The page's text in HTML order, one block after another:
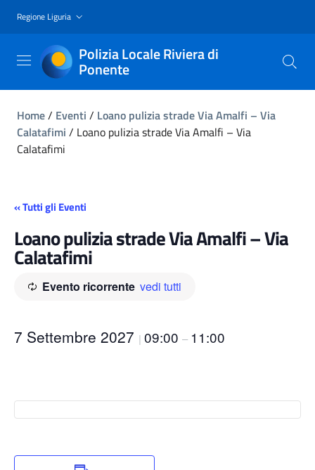
Regione Liguria
Polizia Locale Riviera di
Ponente
Home/ Eventi / Loano pulizia strade Via Amalfi – Via
Calatafimi / Loano pulizia strade Via Amalfi – Via
Calatafimi
« Tutti gli Eventi
Loano pulizia strade Via Amalfi – Via
Calatafimi
Evento ricorrente vedi tutti
7 Settembre 2027 | 09:00 – 11:00